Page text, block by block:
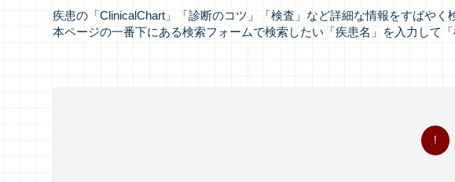
疾患の「ClinicalChart」「診断のコツ」「検査」など詳細な情報をすばやく
本ページの一番下にある検索フォームで検索したい「疾患名」を入力して